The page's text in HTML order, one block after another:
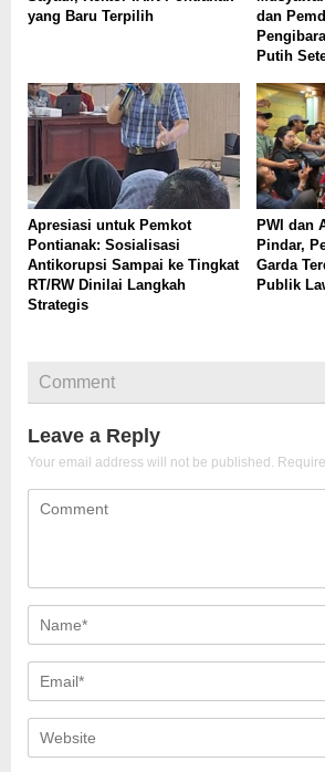
yang Baru Terpilih
dan
Putih
Apresiasi untuk Pemkot
Pontianak: Sosialisasi
Antikorupsi Sampai ke Tingkat
RT/RW Dinilai Langkah
Strategis
PWI dan
Pindar,
Garda
Publik
Comment
Leave a Reply
Your email address will not be published.